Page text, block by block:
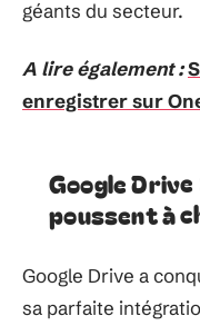
géants du secteur.
A lire également :
enregistrer sur
Google
poussent à
Google Drive a
sa parfaite